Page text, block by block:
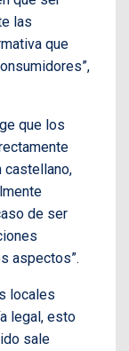
las
que
que los
castellano,
de ser
aspectos”.
locales
legal, esto
sale